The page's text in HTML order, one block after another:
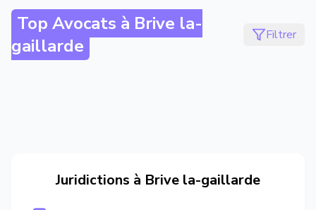
Top Avocats à Brive la-
gaillarde
Filtrer
Juridictions à Brive la-gaillarde